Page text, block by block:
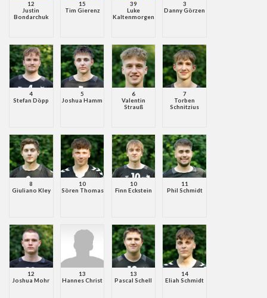
12
Justin
Bondarchuk
15
Tim Gierenz
39
Luke
Kaltenmorgen
3
Danny Görzen
4
Stefan Döpp
5
Joshua Hamm
6
Valentin
Strauß
7
Torben
Schnitzius
8
Giuliano Kley
10
Sören Thomas
10
Finn Eckstein
11
Phil Schmidt
12
Joshua Mohr
13
Hannes Christ
13
Pascal Schell
14
Eliah Schmidt